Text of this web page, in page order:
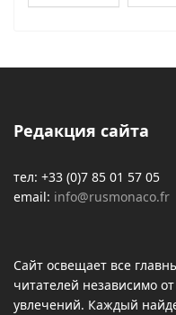
Редакция сайта
тел: +33 (0)7 85 01 57 05
email: info@rusmonaco.fr
Сайт освещает все
читателей независимо
увлечений. Каждый